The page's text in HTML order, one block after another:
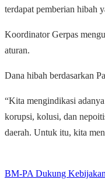
terdapat pemberian hibah
Koordinator Gerpas
aturan.
Dana hibah berdasarkan
“Kita mengindikasi adanya
korupsi, kolusi, dan
daerah. Untuk itu, kita
BM-PA Dukung